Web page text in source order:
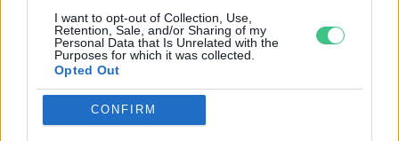
I want to opt-out of Collection, Use,
Retention, Sale, and/or Sharing of my
Personal Data that Is Unrelated with the
Purposes for which it was collected.
Opted Out
CONFIRM
Változatosság a földeken és a
tányérodon: a mezőgazdasági
sokféleség